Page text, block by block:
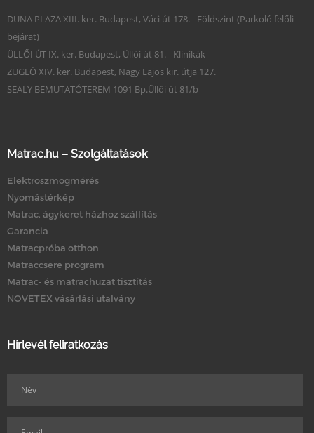
DUNA PLAZA XIII. ker. Budapest, Váci út 178. - Földszint (Parkoló felőli
bejárat)
ÜLLŐI ÚT IX. ker. Budapest, Üllői út 81. - Klinikák
ZUGLÓ XIV. ker. Budapest, Nagy Lajos kir. útja 127.
SEALY BEMUTATÓTEREM 1091 Bp.Üllői út 81/b
Matrac.hu – Szolgáltatások
Elektroszmogmérés
Nyomástérkép
Matrac, ágykeret házhoz szállítás
Garancia
Matracpróba otthon
Matraccsere program
Matrac- és matrachuzat tisztítás
NOVETEX vásárlási utalvány
Hírlevél feliratkozás